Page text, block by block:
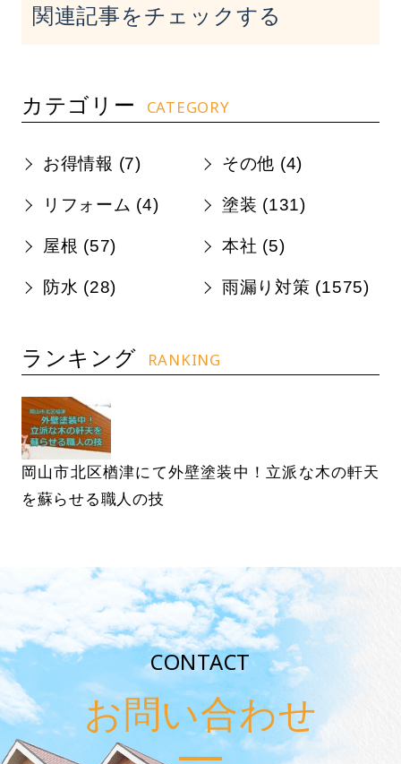
関連記事をチェックする
カテゴリー CATEGORY
お得情報 (7) その他 (4)
リフォーム (4) 塗装 (131)
屋根 (57) 本社 (5)
防水 (28) 雨漏り対策 (1575)
ランキング RANKING
岡山市北区楢津にて外壁塗装中！立派な木の軒天
を蘇らせる職人の技
CONTACT
お問い合わせ